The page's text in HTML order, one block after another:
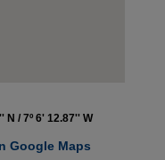
N / 7º 6' 12.87'' W
Google Maps